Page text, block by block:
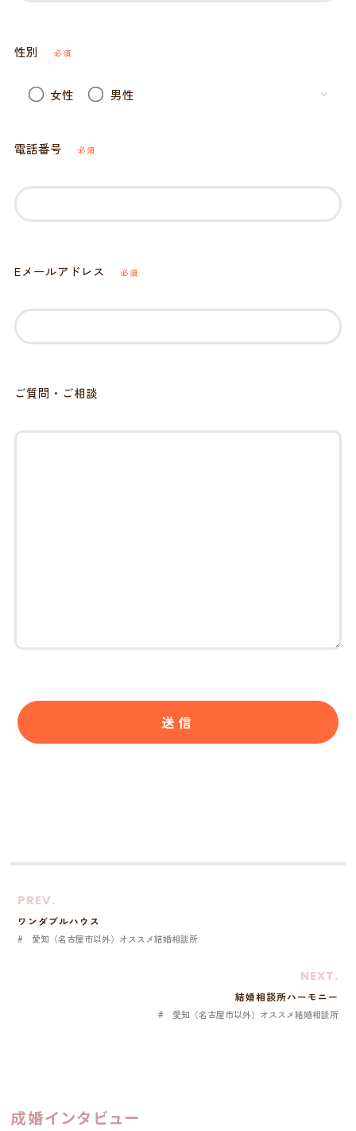
性別 必須
女性 男性
電話番号 必須
Eメールアドレス 必須
ご質問・ご相談
PREV.
ワンダブルハウス
愛知（名古屋市以外）オススメ結婚相談所
NEXT.
結婚相談所ハーモニー
愛知（名古屋市以外）オススメ結婚相談所
成婚インタビュー